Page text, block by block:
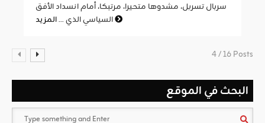
سربال تسربل، مشدوها متحيرا، مرتبكا، أمام انسداد الأفق
السياسي الذي ...
4 / 16 Posts
البحث في الموقع